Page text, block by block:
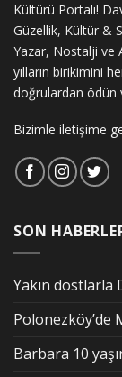
Kültürü Portalı!
Güzellik, Kültür &
Yazar, Nostalji ve
yılların birikimini
doğrulardan ödün
Bizimle iletişime
SON
Yakın dostlarla
Polonezköy’de
Barbara 10